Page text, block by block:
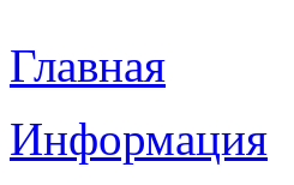
Главная
Информация